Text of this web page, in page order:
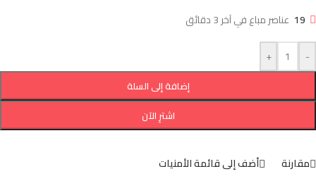
19 عناصر مباع في آخر 3 دقائق
-
+
إضافة إلى السلة
اشترِ الآن
مقارنة أضف إلى قائمة الأمنيات